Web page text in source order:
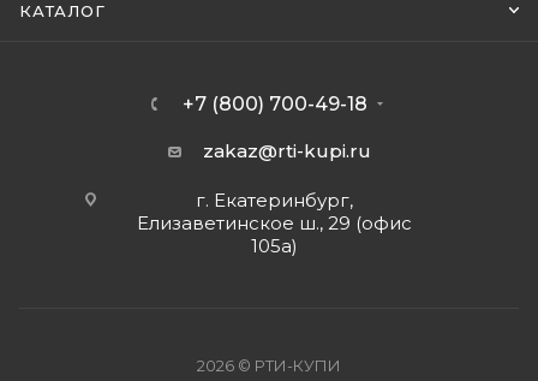
КАТАЛОГ
+7 (800) 700-49-18
zakaz@rti-kupi.ru
г. Екатеринбург,
Елизаветинское ш., 29 (офис
105а)
2026 © РТИ-КУПИ